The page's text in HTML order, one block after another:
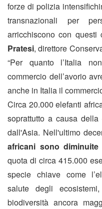
forze di polizia
transnazionali per
arricchiscono con questi
Pratesi, direttore
“Per quanto l’Italia
commercio dell’avorio
anche in Italia il
Circa 20.000 elefanti
soprattutto a causa
dall'Asia. Nell'ultimo
africani sono
quota di circa 415.000
specie chiave come
salute degli
biodiversità ancora